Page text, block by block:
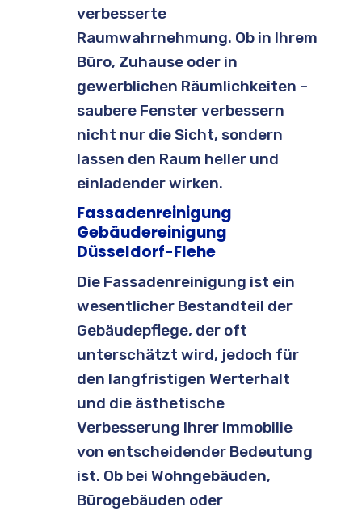
verbesserte
Raumwahrnehmung. Ob in Ihrem
Büro, Zuhause oder in
gewerblichen Räumlichkeiten –
saubere Fenster verbessern
nicht nur die Sicht, sondern
lassen den Raum heller und
einladender wirken.
Fassadenreinigung
Gebäudereinigung
Düsseldorf-Flehe
Die Fassadenreinigung ist ein
wesentlicher Bestandteil der
Gebäudepflege, der oft
unterschätzt wird, jedoch für
den langfristigen Werterhalt
und die ästhetische
Verbesserung Ihrer Immobilie
von entscheidender Bedeutung
ist. Ob bei Wohngebäuden,
Bürogebäuden oder